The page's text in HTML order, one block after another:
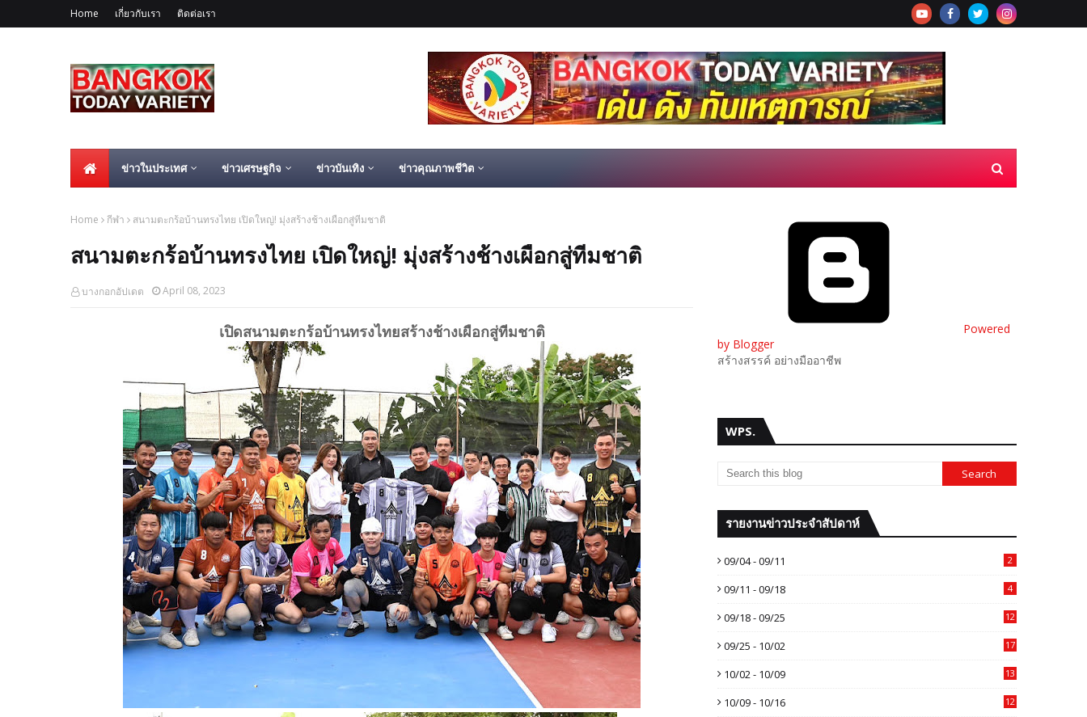
Home เกี่ยวกับเรา ติดต่อเรา
ข่าวในประเทศ ข่าวเศรษฐกิจ ข่าวบันเทิง ข่าวคุณภาพชีวิต
Home กีฬา สนามตะกร้อบ้านทรงไทย เปิดใหญ่! มุ่งสร้างช้างเผือกสู่ทีมชาติ
สนามตะกร้อบ้านทรงไทย เปิดใหญ่! มุ่งสร้างช้างเผือกสู่ทีมชาติ
บางกอกอัปเดต April 08, 2023
เปิดสนามตะกร้อบ้านทรงไทยสร้างช้างเผือกสู่ทีมชาติ
Powered
by Blogger
สร้างสรรค์ อย่างมืออาชีพ
WPS.
รายงานข่าวประจำสัปดาห์
09/04 - 09/11 2
09/11 - 09/18 4
09/18 - 09/25 12
09/25 - 10/02 17
10/02 - 10/09 13
10/09 - 10/16 12